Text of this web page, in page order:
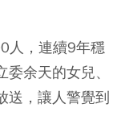
人，連續9年穩
余天的女兒、
送，讓人警覺到